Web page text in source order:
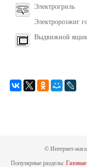
Электрогриль
Электророзжиг
Выдвижной ящик
© Интернет-
Популярные разделы: